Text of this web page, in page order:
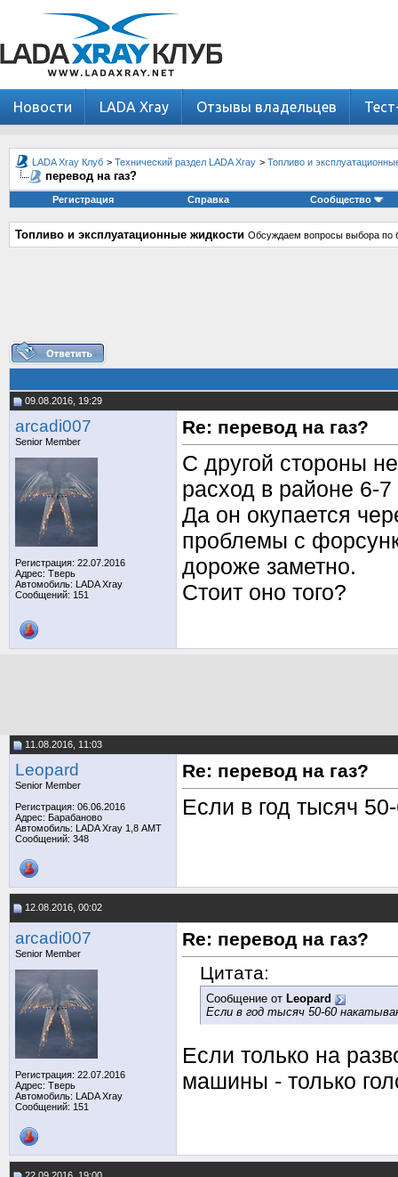
Новости LADA Xray Отзывы владельцев
LADA Xray Клуб > Технический раздел LADA Xray > Топливо и
перевод на газ?
Регистрация Справка Сообщество
Топливо и эксплуатационные жидкости Обсуждаем вопросы выбора по
09.08.2016, 19:29
arcadi007
Senior Member
Регистрация: 22.07.2016
Адрес: Тверь
Автомобиль: LADA Xray
Сообщений: 151
Re: перевод на газ?
С другой стороны
расход в районе 6-7
Да он окупается
проблемы с
дороже заметно.
Стоит оно того?
11.08.2016, 11:03
Leopard
Senior Member
Регистрация: 06.06.2016
Адрес: Барабаново
Автомобиль: LADA Xray 1,8 АМТ
Сообщений: 348
Re: перевод на газ?
Если в год тысяч
12.08.2016, 00:02
arcadi007
Senior Member
Регистрация: 22.07.2016
Адрес: Тверь
Автомобиль: LADA Xray
Сообщений: 151
Re: перевод на газ?
Цитата:
Сообщение от Leopard
Если в год тысяч 50-60
Если только на
машины - только